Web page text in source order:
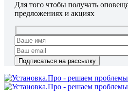
Для того чтобы получать
предложениях и акциях